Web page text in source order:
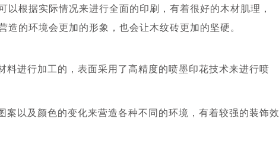
根据实际情况来进行全面的印刷，有着很好的木材肌理，
的环境会更加的形象，也会让木纹砖更加的坚硬。
进行加工的，表面采用了高精度的喷墨印花技术来进行喷
案以及颜色的变化来营造各种不同的环境，有着较强的装饰效